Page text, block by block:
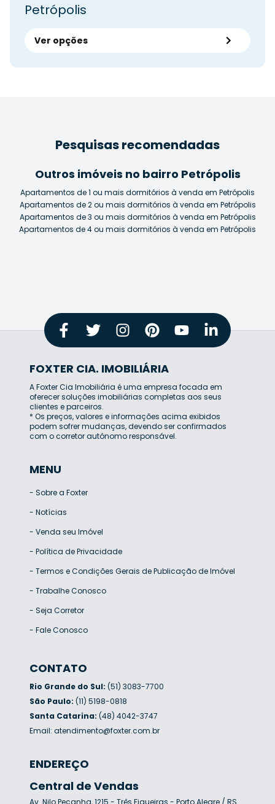
Petrópolis
Ver opções
Pesquisas recomendadas
Outros imóveis no bairro Petrópolis
Apartamentos de 1 ou mais dormitórios à venda em Petrópolis
Apartamentos de 2 ou mais dormitórios à venda em Petrópolis
Apartamentos de 3 ou mais dormitórios à venda em Petrópolis
Apartamentos de 4 ou mais dormitórios à venda em Petrópolis
FOXTER CIA. IMOBILIÁRIA
A Foxter Cia Imobiliária é uma empresa focada em
oferecer soluções imobiliárias completas aos seus
clientes e parceiros.
* Os preços, valores e informações acima exibidos
podem sofrer mudanças, devendo ser confirmados
com o corretor autônomo responsável.
MENU
- Sobre a Foxter
- Notícias
- Venda seu Imóvel
- Política de Privacidade
- Termos e Condições Gerais de Publicação de Imóvel
- Trabalhe Conosco
- Seja Corretor
- Fale Conosco
CONTATO
Rio Grande do Sul: (51) 3083-7700
São Paulo: (11) 5198-0818
Santa Catarina: (48) 4042-3747
Email: atendimento@foxter.com.br
ENDEREÇO
Central de Vendas